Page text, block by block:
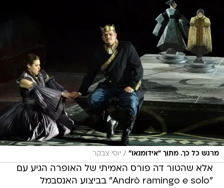
מרגש כל כך. מתוך "אידומנאו" / יוסי צבקר
אלא שהטור דה פורס האמיתי של האופרה הגיע עם
"Andrò ramingo e solo" בביצוע האנסבמל